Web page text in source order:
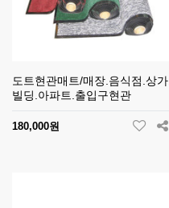
도트현관매트/매장.음식점.상가.
빌딩.아파트.출입구현관
180,000원